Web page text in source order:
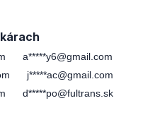
a*****y6@gmail.com
j*****ac@gmail.com
d*****po@fultrans.sk